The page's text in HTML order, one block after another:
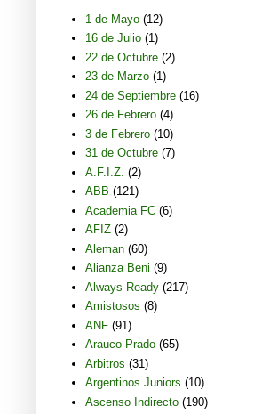
1 de Mayo (12)
16 de Julio (1)
22 de Octubre (2)
23 de Marzo (1)
24 de Septiembre (16)
26 de Febrero (4)
3 de Febrero (10)
31 de Octubre (7)
A.F.I.Z. (2)
ABB (121)
Academia FC (6)
AFIZ (2)
Aleman (60)
Alianza Beni (9)
Always Ready (217)
Amistosos (8)
ANF (91)
Arauco Prado (65)
Arbitros (31)
Argentinos Juniors (10)
Ascenso Indirecto (190)